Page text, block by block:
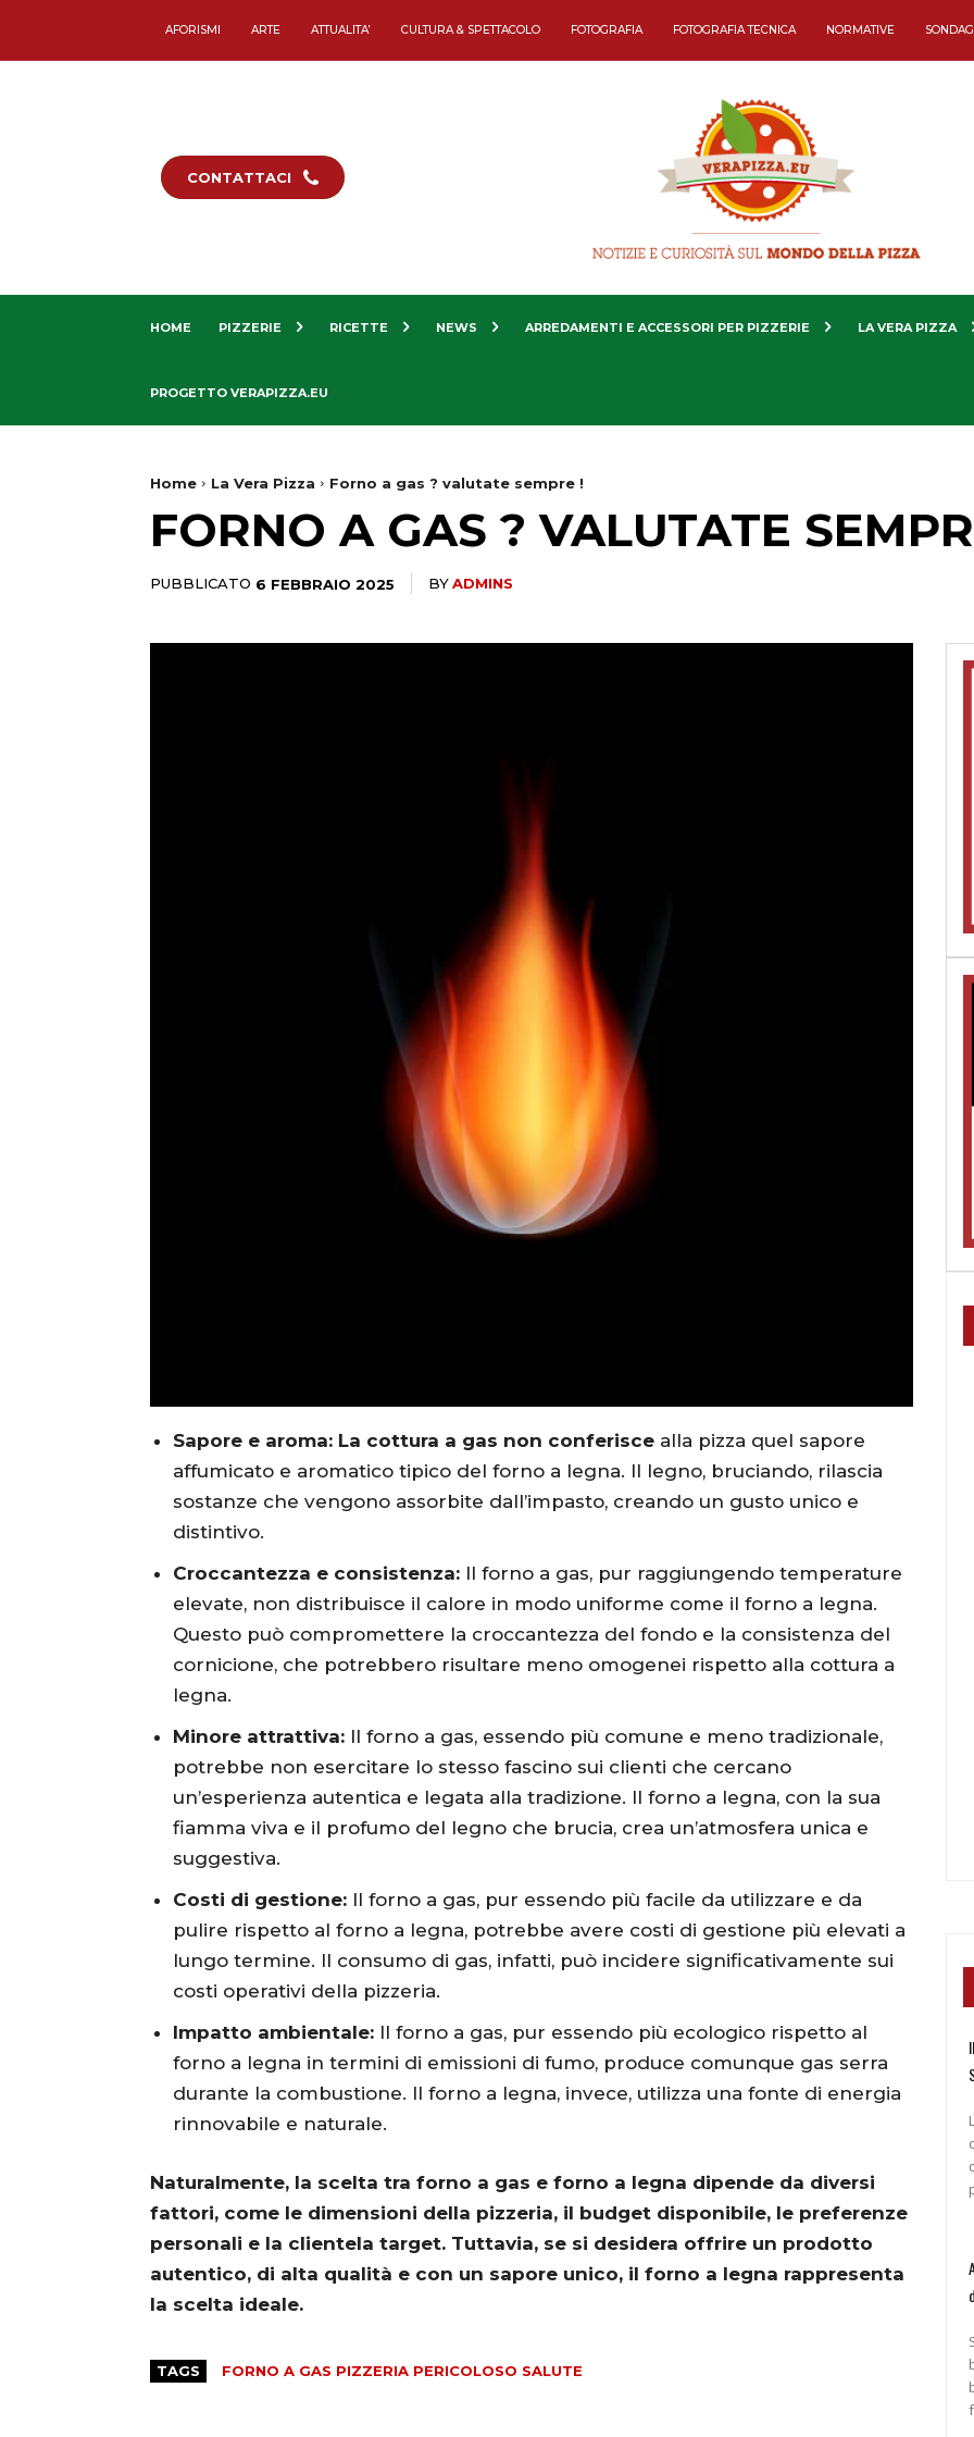
AFORISMI ARTE ATTUALITA’ CULTURA & SPETTACOLO FOTOGRAFIA FOTOGRAFIA TECNICA NORMATIVE
CONTATTACI
HOME PIZZERIE RICETTE NEWS ARREDAMENTI E ACCESSORI PER PIZZERIE LA VERA PIZZA
PROGETTO VERAPIZZA.EU
Home La Vera Pizza Forno a gas ? valutate sempre !
FORNO A GAS ? VALUTATE
PUBBLICATO 6 FEBBRAIO 2025 BYADMINS
Sapore e aroma: La cottura a gas non conferisce alla pizza quel sapore
affumicato e aromatico tipico del forno a legna. Il legno, bruciando, rilascia
sostanze che vengono assorbite dall’impasto, creando un gusto unico e
distintivo.
Croccantezza e consistenza: Il forno a gas, pur raggiungendo temperature
elevate, non distribuisce il calore in modo uniforme come il forno a legna.
Questo può compromettere la croccantezza del fondo e la consistenza del
cornicione, che potrebbero risultare meno omogenei rispetto alla cottura a
legna.
Minore attrattiva: Il forno a gas, essendo più comune e meno tradizionale,
potrebbe non esercitare lo stesso fascino sui clienti che cercano
un’esperienza autentica e legata alla tradizione. Il forno a legna, con la sua
fiamma viva e il profumo del legno che brucia, crea un’atmosfera unica e
suggestiva.
Costi di gestione: Il forno a gas, pur essendo più facile da utilizzare e da
pulire rispetto al forno a legna, potrebbe avere costi di gestione più elevati a
lungo termine. Il consumo di gas, infatti, può incidere significativamente sui
costi operativi della pizzeria.
Impatto ambientale: Il forno a gas, pur essendo più ecologico rispetto al
forno a legna in termini di emissioni di fumo, produce comunque gas serra
durante la combustione. Il forno a legna, invece, utilizza una fonte di energia
rinnovabile e naturale.
Naturalmente, la scelta tra forno a gas e forno a legna dipende da diversi
fattori, come le dimensioni della pizzeria, il budget disponibile, le preferenze
personali e la clientela target. Tuttavia, se si desidera offrire un prodotto
autentico, di alta qualità e con un sapore unico, il forno a legna rappresenta
la scelta ideale.
TAGS FORNO A GAS PIZZERIA PERICOLOSO SALUTE